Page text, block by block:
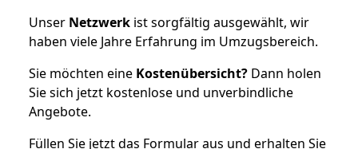
Unser Netzwerk ist sorgfältig ausgewählt, wir
haben viele Jahre Erfahrung im Umzugsbereich.
Sie möchten eine Kostenübersicht? Dann holen
Sie sich jetzt kostenlose und unverbindliche
Angebote.
Füllen Sie jetzt das Formular aus und erhalten Sie